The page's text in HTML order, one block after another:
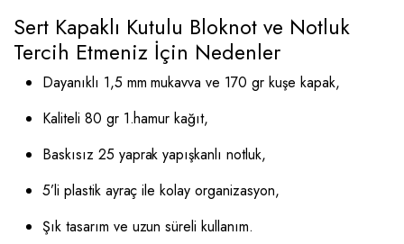
Sert Kapaklı Kutulu Bloknot ve Notluk
Tercih Etmeniz İçin Nedenler
Dayanıklı 1,5 mm mukavva ve 170 gr kuşe kapak,
Kaliteli 80 gr 1.hamur kağıt,
Baskısız 25 yaprak yapışkanlı notluk,
5’li plastik ayraç ile kolay organizasyon,
Şık tasarım ve uzun süreli kullanım.